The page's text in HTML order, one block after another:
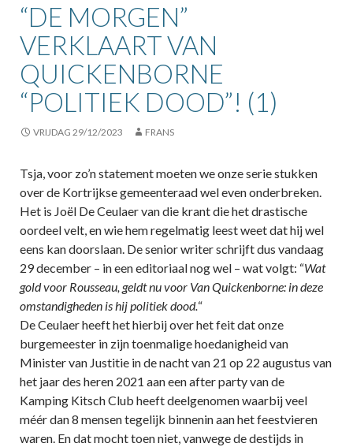
“DE MORGEN”
VERKLAART VAN
QUICKENBORNE
“POLITIEK DOOD”! (1)
VRIJDAG 29/12/2023 FRANS
Tsja, voor zo’n statement moeten we onze serie stukken
over de Kortrijkse gemeenteraad wel even onderbreken.
Het is Joël De Ceulaer van die krant die het drastische
oordeel velt, en wie hem regelmatig leest weet dat hij wel
eens kan doorslaan. De senior writer schrijft dus vandaag
29 december – in een editoriaal nog wel – wat volgt: “Wat
gold voor Rousseau, geldt nu voor Van Quickenborne: in deze
omstandigheden is hij politiek dood.“
De Ceulaer heeft het hierbij over het feit dat onze
burgemeester in zijn toenmalige hoedanigheid van
Minister van Justitie in de nacht van 21 op 22 augustus van
het jaar des heren 2021 aan een after party van de
Kamping Kitsch Club heeft deelgenomen waarbij veel
méér dan 8 mensen tegelijk binnenin aan het feestvieren
waren. En dat mocht toen niet, vanwege de destijds in